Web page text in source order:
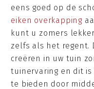
eens goed op de
eiken overkapping
kunt u zomers
zelfs als het regent.
creëren in uw tuin
tuinervaring en dit is
te bieden door